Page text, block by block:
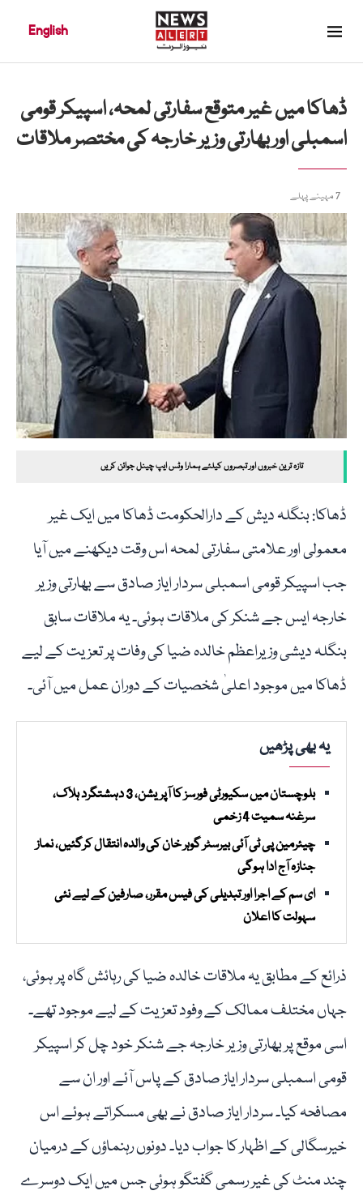
English
ڈھاکا میں غیر متوقع سفارتی لمحہ، اسپیکر قومی
اسمبلی اور بھارتی وزیر خارجہ کی مختصر ملاقات
7 مہینے پہلے
تازہ ترین خبروں اور تبصروں کیلئے ہمارا وٹس ایپ چینل جوائن کریں
ڈھاکا: بنگلہ دیش کے دارالحکومت ڈھاکا میں ایک غیر
معمولی اور علامتی سفارتی لمحہ اس وقت دیکھنے میں آیا
جب اسپیکر قومی اسمبلی سردار ایاز صادق سے بھارتی وزیر
خارجہ ایس جے شنکر کی ملاقات ہوئی۔ یہ ملاقات سابق
بنگلہ دیشی وزیراعظم خالدہ ضیا کی وفات پر تعزیت کے لیے
ڈھاکا میں موجود اعلیٰ شخصیات کے دوران عمل میں آئی۔
یہ بھی پڑھیں
بلوچستان میں سکیورٹی فورسز کا آپریشن، 3 دہشتگرد ہلاک،
سرغنہ سمیت 4 زخمی
چیئرمین پی ٹی آئی بیرسٹر گوہر خان کی والدہ انتقال کرگئیں، نماز
جنازہ آج ادا ہوگی
ای سم کے اجرا اور تبدیلی کی فیس مقرر، صارفین کے لیے نئی
سہولت کا اعلان
ذرائع کے مطابق یہ ملاقات خالدہ ضیا کی رہائش گاہ پر ہوئی،
جہاں مختلف ممالک کے وفود تعزیت کے لیے موجود تھے۔
اسی موقع پر بھارتی وزیر خارجہ جے شنکر خود چل کر اسپیکر
قومی اسمبلی سردار ایاز صادق کے پاس آئے اور ان سے
مصافحہ کیا۔ سردار ایاز صادق نے بھی مسکراتے ہوئے اس
خیرسگالی کے اظہار کا جواب دیا۔ دونوں رہنماؤں کے درمیان
چند منٹ کی غیر رسمی گفتگو ہوئی جس میں ایک دوسرے